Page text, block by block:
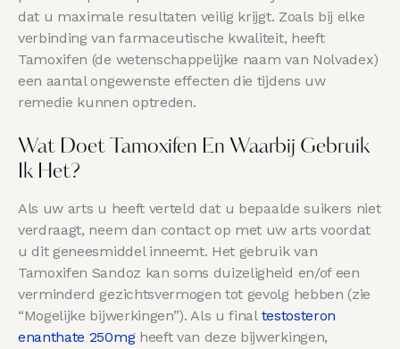
dat u maximale resultaten veilig krijgt. Zoals bij elke
verbinding van farmaceutische kwaliteit, heeft
Tamoxifen (de wetenschappelijke naam van Nolvadex)
een aantal ongewenste effecten die tijdens uw
remedie kunnen optreden.
Wat Doet Tamoxifen En Waarbij Gebruik
Ik Het?
Als uw arts u heeft verteld dat u bepaalde suikers niet
verdraagt, neem dan contact op met uw arts voordat
u dit geneesmiddel inneemt. Het gebruik van
Tamoxifen Sandoz kan soms duizeligheid en/of een
verminderd gezichtsvermogen tot gevolg hebben (zie
“Mogelijke bijwerkingen”). Als u final testosteron
enanthate 250mgheeft van deze bijwerkingen,